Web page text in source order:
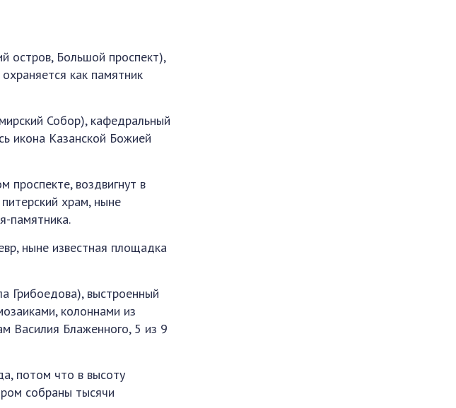
остров, Большой проспект),
как памятник
Собор), кафедральный
икона Казанской Божией
проспекте, воздвигнут в
храм, ныне
памятника.
ныне известная площадка
Грибоедова), выстроенный
колоннами из
Василия Блаженного, 5 из 9
потом что в высоту
собраны тысячи